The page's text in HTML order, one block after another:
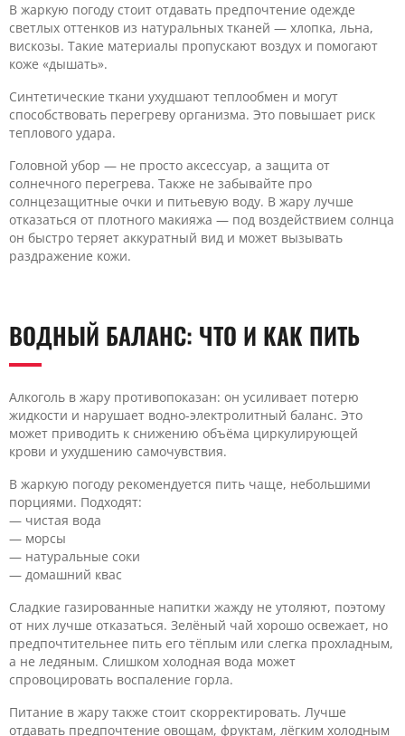
В жаркую погоду стоит отдавать предпочтение одежде
светлых оттенков из натуральных тканей — хлопка, льна,
вискозы. Такие материалы пропускают воздух и помогают
коже «дышать».
Синтетические ткани ухудшают теплообмен и могут
способствовать перегреву организма. Это повышает риск
теплового удара.
Головной убор — не просто аксессуар, а защита от
солнечного перегрева. Также не забывайте про
солнцезащитные очки и питьевую воду. В жару лучше
отказаться от плотного макияжа — под воздействием солнца
он быстро теряет аккуратный вид и может вызывать
раздражение кожи.
ВОДНЫЙ БАЛАНС: ЧТО И КАК ПИТЬ
Алкоголь в жару противопоказан: он усиливает потерю
жидкости и нарушает водно-электролитный баланс. Это
может приводить к снижению объёма циркулирующей
крови и ухудшению самочувствия.
В жаркую погоду рекомендуется пить чаще, небольшими
порциями. Подходят:
— чистая вода
— морсы
— натуральные соки
— домашний квас
Сладкие газированные напитки жажду не утоляют, поэтому
от них лучше отказаться. Зелёный чай хорошо освежает, но
предпочтительнее пить его тёплым или слегка прохладным,
а не ледяным. Слишком холодная вода может
спровоцировать воспаление горла.
Питание в жару также стоит скорректировать. Лучше
отдавать предпочтение овощам, фруктам, лёгким холодным